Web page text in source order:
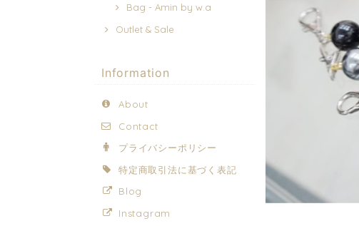
Bag - Amin by w.a
Outlet & Sale
Information
About
Contact
プライバシーポリシー
特定商取引法に基づく表記
Blog
Instagram